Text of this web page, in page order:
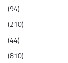
(94)
(210)
(44)
(810)